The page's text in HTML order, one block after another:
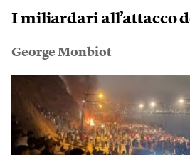
I miliardari all’attacco
George Monbiot